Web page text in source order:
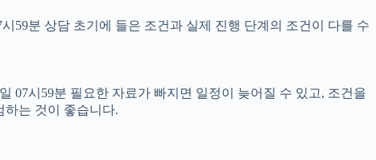
59분 상담 초기에 들은 조건과 실제 진행 단계의 조건이 다를 수
07시59분 필요한 자료가 빠지면 일정이 늦어질 수 있고, 조건을
하는 것이 좋습니다.